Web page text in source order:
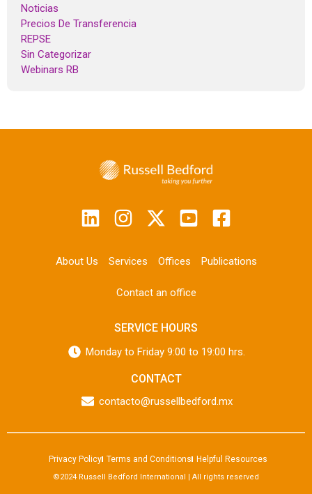
Noticias
Precios De Transferencia
REPSE
Sin Categorizar
Webinars RB
About Us Services Offices Publications
Contact an office
SERVICE HOURS
Monday to Friday 9:00 to 19:00 hrs.
CONTACT
contacto@russellbedford.mx
Privacy Policy Terms and Conditions Helpful Resources
©2024 Russell Bedford International | All rights reserved